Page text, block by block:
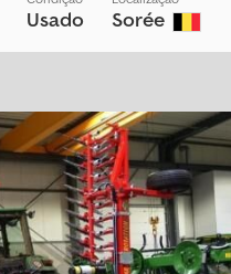
Usado Sorée